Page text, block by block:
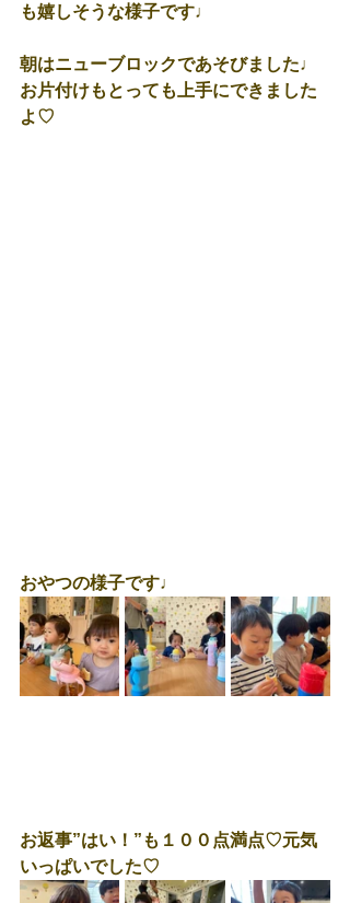
も嬉しそうな様子です♩
朝はニューブロックであそびました♩
お片付けもとっても上手にできました
よ♡
おやつの様子です♩
お返事”はい！”も１００点満点♡元気
いっぱいでした♡